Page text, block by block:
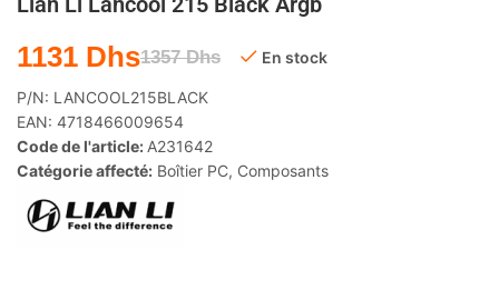
1357Dhs
1131 Dhs En stock
P/N: LANCOOL215BLACK
EAN: 4718466009654
Code de l'article: A231642
Catégorie affecté: Boîtier PC, Composants